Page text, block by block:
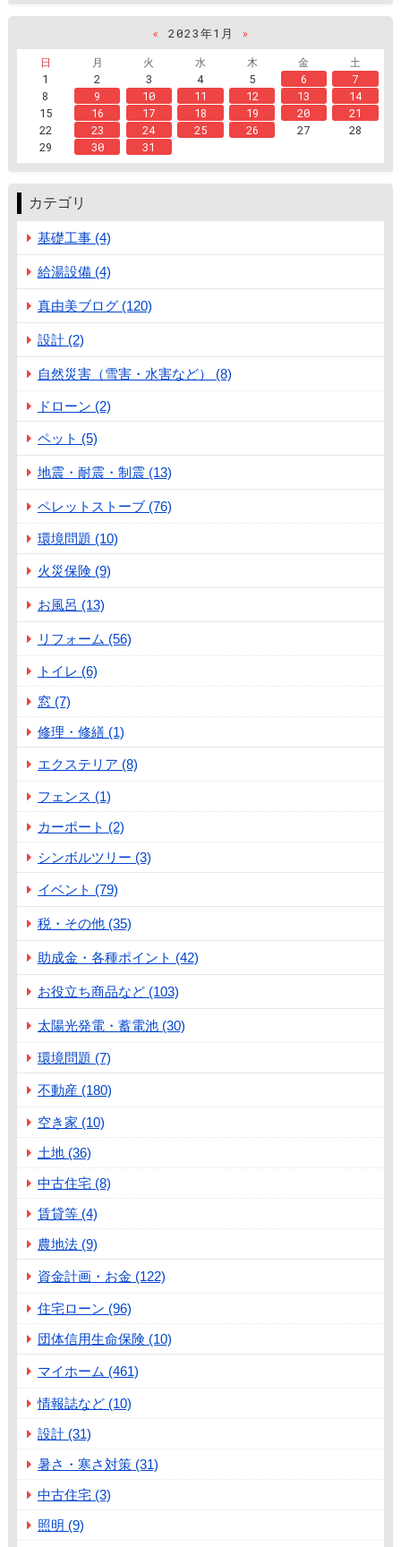
« 2023年1月
»
日
月 火 水 木 金
土
1
2 3 4 5 6
7
8
9 10 11 12 13
14
15
16 17 18 19 20
21
22
23 24 25 26 27
28
29
30 31
カテゴリ
基礎工事 (4)
給湯設備 (4)
真由美ブログ (120)
設計 (2)
自然災害（雪害・水害など） (8)
ドローン (2)
ペット (5)
地震・耐震・制震 (13)
ペレットストーブ (76)
環境問題 (10)
火災保険 (9)
お風呂 (13)
リフォーム (56)
トイレ (6)
窓 (7)
修理・修繕 (1)
エクステリア (8)
フェンス (1)
カーポート (2)
シンボルツリー (3)
イベント (79)
税・その他 (35)
助成金・各種ポイント (42)
お役立ち商品など (103)
太陽光発電・蓄電池 (30)
環境問題 (7)
不動産 (180)
空き家 (10)
土地 (36)
中古住宅 (8)
賃貸等 (4)
農地法 (9)
資金計画・お金 (122)
住宅ローン (96)
団体信用生命保険 (10)
マイホーム (461)
情報誌など (10)
設計 (31)
暑さ・寒さ対策 (31)
中古住宅 (3)
照明 (9)